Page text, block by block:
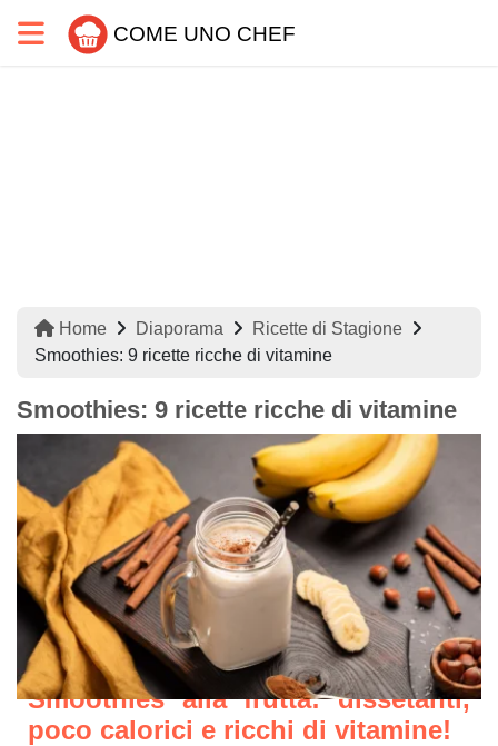
COME UNO CHEF
Home Diaporama
Ricette di Stagione
Smoothies: 9 ricette ricche di vitamine
Smoothies: 9 ricette ricche di vitamine
Smoothies alla frutta: dissetanti,
poco calorici e ricchi di vitamine!